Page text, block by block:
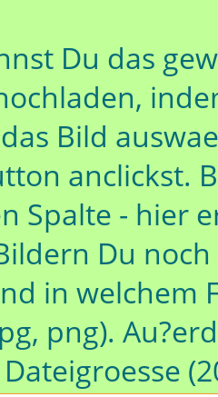
Du das
Bild
anclickst.
Spalte - hier
Du
in welchem
png).